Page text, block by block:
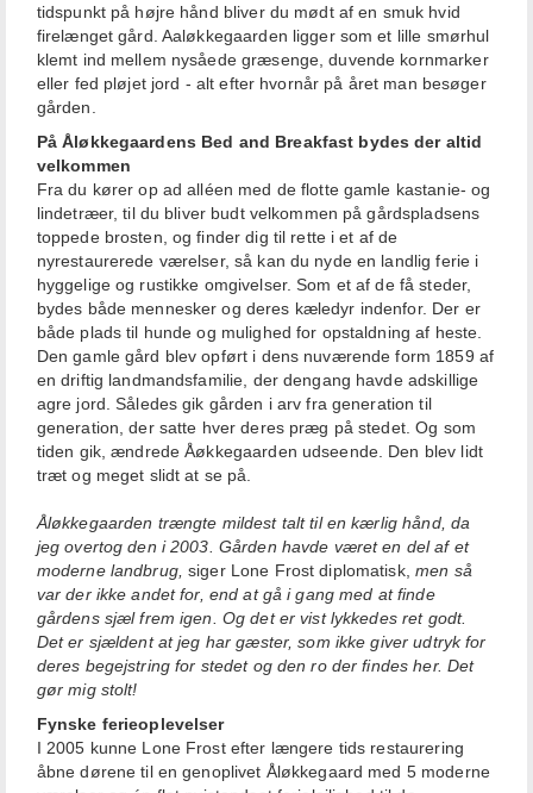
tidspunkt på højre hånd bliver du mødt af en smuk hvid
firelænget gård. Aaløkkegaarden ligger som et lille smørhul
klemt ind mellem nysåede græsenge, duvende kornmarker
eller fed pløjet jord - alt efter hvornår på året man besøger
gården.
På Åløkkegaardens Bed and Breakfast bydes der altid
velkommen
Fra du kører op ad alléen med de flotte gamle kastanie- og
lindetræer, til du bliver budt velkommen på gårdspladsens
toppede brosten, og finder dig til rette i et af de
nyrestaurerede værelser, så kan du nyde en landlig ferie i
hyggelige og rustikke omgivelser. Som et af de få steder,
bydes både mennesker og deres kæledyr indenfor. Der er
både plads til hunde og mulighed for opstaldning af heste.
Den gamle gård blev opført i dens nuværende form 1859 af
en driftig landmandsfamilie, der dengang havde adskillige
agre jord. Således gik gården i arv fra generation til
generation, der satte hver deres præg på stedet. Og som
tiden gik, ændrede Åøkkegaarden udseende. Den blev lidt
træt og meget slidt at se på.
Åløkkegaarden trængte mildest talt til en kærlig hånd, da
jeg overtog den i 2003. Gården havde været en del af et
moderne landbrug,siger Lone Frost diplomatisk,men så
var der ikke andet for, end at gå i gang med at finde
gårdens sjæl frem igen. Og det er vist lykkedes ret godt.
Det er sjældent at jeg har gæster, som ikke giver udtryk for
deres begejstring for stedet og den ro der findes her. Det
gør mig stolt!
Fynske ferieoplevelser
I 2005 kunne Lone Frost efter længere tids restaurering
åbne dørene til en genoplivet Åløkkegaard med 5 moderne